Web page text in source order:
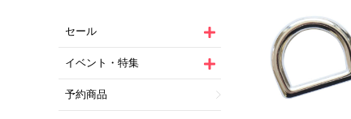
セール
イベント・特集
予約商品